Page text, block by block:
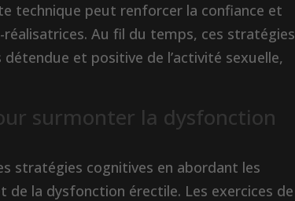
technique peut renforcer la confiance et
Au fil du temps, ces stratégies
et positive de l’activité sexuelle,
surmonter la dysfonction
stratégies cognitives en abordant les
de la dysfonction érectile. Les exercices de